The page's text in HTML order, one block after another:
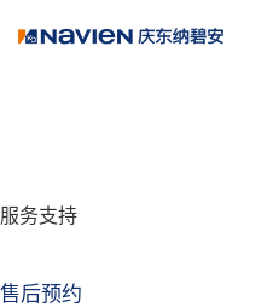
服务支持
售后预约
品牌故事
技术实力
企业动态